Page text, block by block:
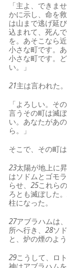
「主よ、できませ
かに示し、命を
は山まで逃げ延
込まれて、死ん
を。あそこなら
小さな町です。
小さな町です。
い。」
21主は言われた。
「よろしい。そ
言うその町は滅
い。あなたがあ
ら。」
そこで、その町
23太陽が地上に
はソドムとゴモ
らせ、25これら
ろとも滅ぼした。
柱になった。
27アブラハムは
所へ行き、28ソ
と、炉の煙のよ
29こうして、ロ